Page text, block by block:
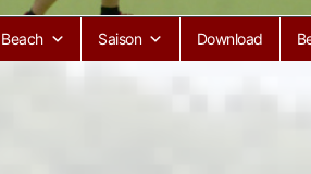
Beach Saison Download